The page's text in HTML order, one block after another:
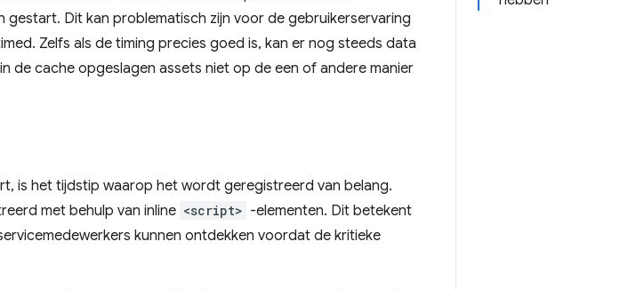
Dit kan problematisch zijn voor de gebruikerservaring
Zelfs als de timing precies goed is, kan er nog steeds data
de cache opgeslagen assets niet op de een of andere manier
is het tijdstip waarop het wordt geregistreerd van belang.
met behulp van inline <script> -elementen. Dit betekent
kunnen ontdekken voordat de kritieke